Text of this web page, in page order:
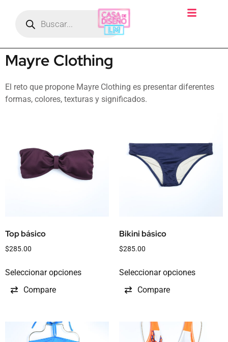
Mayre Clothing
El reto que propone Mayre Clothing es presentar diferentes
formas, colores, texturas y significados.
Top básico
$285.00
Seleccionar opciones
Compare
Bikini básico
$285.00
Seleccionar opciones
Compare